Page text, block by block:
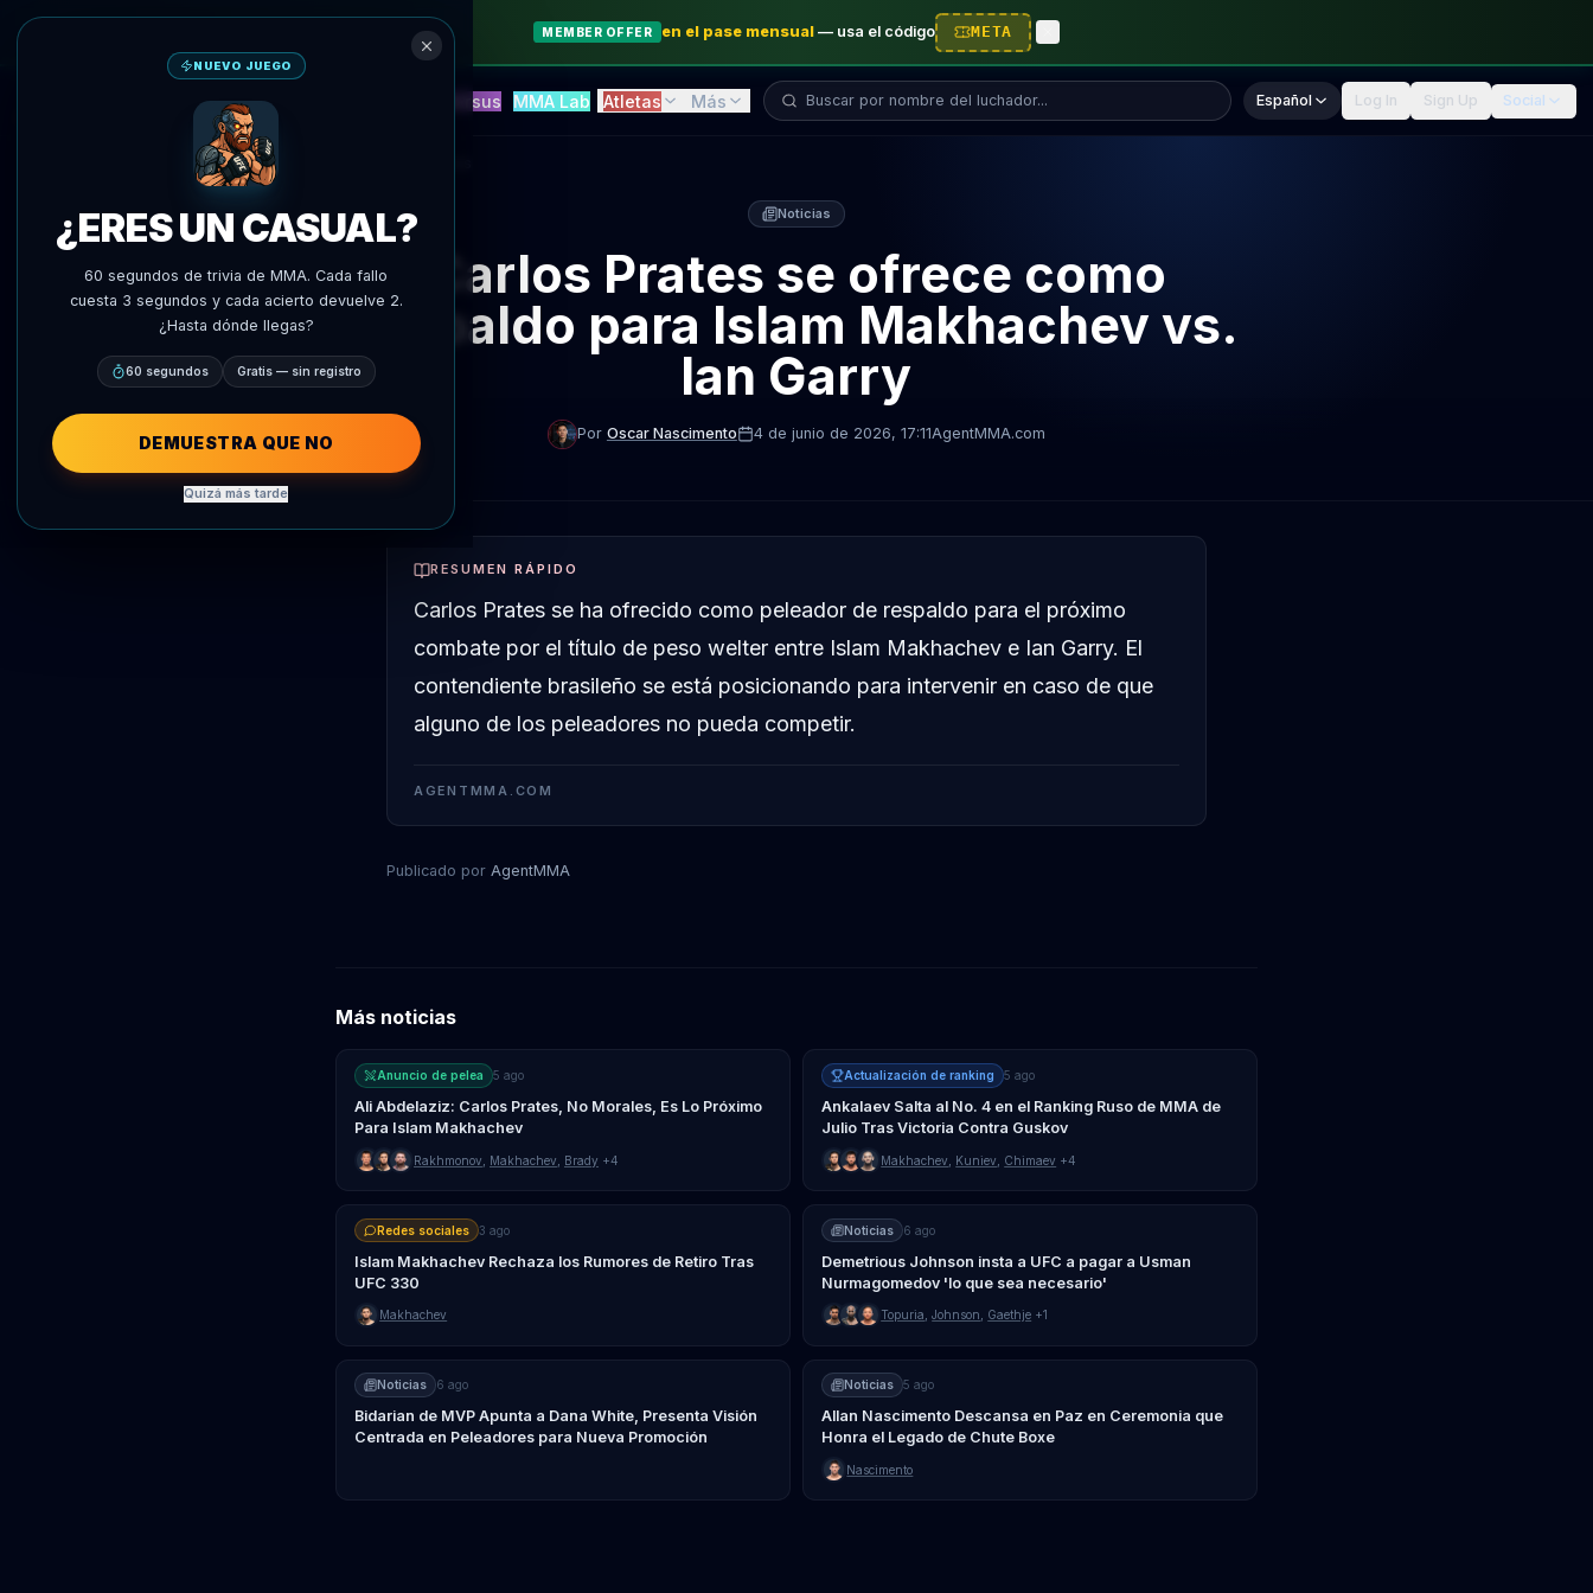
MEMBER OFFER en el pase mensual— usa el código META
Predicciones IA Blitz Versus MMA Lab Atletas Más Buscar luchador... Español Log In Sign Up Social
Noticias
Carlos Prates se ofrece como
respaldo para Islam Makhachev vs.
Ian Garry
Por Oscar Nascimento 4 de junio de 2026, 17:11AgentMMA.com
RESUMEN RÁPIDO
Carlos Prates se ha ofrecido como peleador de respaldo para el próximo
combate por el título de peso welter entre Islam Makhachev e Ian Garry. El
contendiente brasileño se está posicionando para intervenir en caso de que
alguno de los peleadores no pueda competir.
AGENTMMA.COM
Publicado por AgentMMA
Más noticias
Anuncio de pelea 5 ago
Ali Abdelaziz: Carlos Prates, No Morales, Es Lo Próximo
Para Islam Makhachev
Rakhmonov Makhachev Brady +4
Actualización de ranking 5 ago
Ankalaev Salta al No. 4 en el Ranking Ruso de MMA de
Julio Tras Victoria Contra Guskov
Makhachev Kuniev Chimaev +4
Redes sociales 3 ago
Islam Makhachev Rechaza los Rumores de Retiro Tras
UFC 330
Makhachev
Noticias 6 ago
Demetrious Johnson insta a UFC a pagar a Usman
Nurmagomedov 'lo que sea necesario'
Topuria ,Johnson Gaethje +1
Noticias 6 ago
Bidarian de MVP Apunta a Dana White, Presenta Visión
Centrada en Peleadores para Nueva Promoción
Noticias 5 ago
Allan Nascimento Descansa en Paz en Ceremonia que
Honra el Legado de Chute Boxe
Nascimento
NUEVO JUEGO
¿ERES UN CASUAL?
60 segundos de trivia de MMA. Cada fallo
cuesta 3 segundos y cada acierto devuelve 2.
¿Hasta dónde llegas?
60 segundos Gratis — sin registro
DEMUESTRA QUE NO
Quizá más tarde